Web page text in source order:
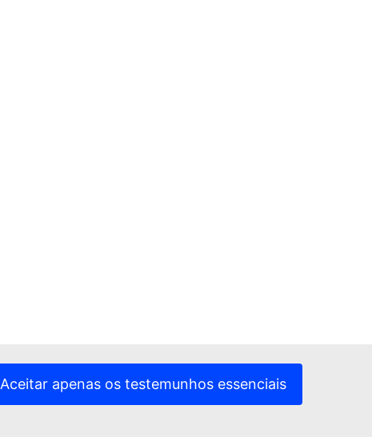
Aceitar apenas os testemunhos essenciais